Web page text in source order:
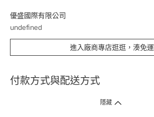
優盛國際有限公司
undefined
進入廠商專店逛逛，湊免運
付款方式與配送方式
隱藏